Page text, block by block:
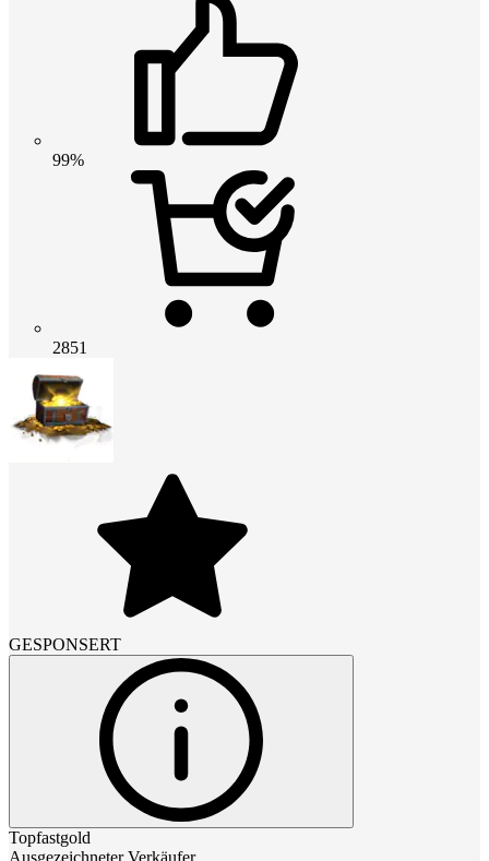
99%
2851
GESPONSERT
Topfastgold
Ausgezeichneter Verkäufer